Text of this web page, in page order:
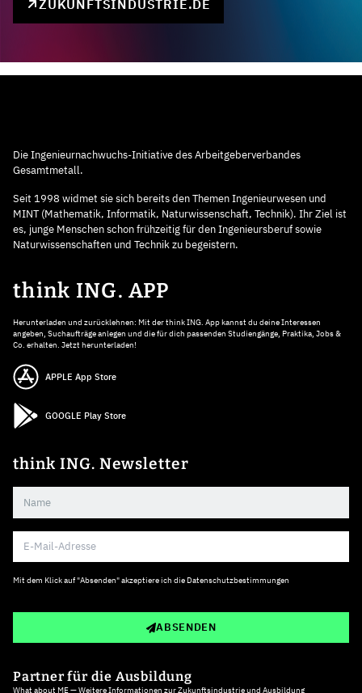
ZUKUNFTSINDUSTRIE.DE
Die Ingenieurnachwuchs-Initiative des Arbeitgeberverbandes
Gesamtmetall.
Seit 1998 widmet sie sich bereits den Themen Ingenieurwesen und
MINT (Mathematik, Informatik, Naturwissenschaft, Technik). Ihr Ziel ist
es, junge Menschen schon frühzeitig für den Ingenieursberuf sowie
Naturwissenschaften und Technik zu begeistern.
think ING. APP
Herunterladen und zurücklehnen: Mit der think ING. App kannst du deine Interessen
angeben, Suchaufträge anlegen und die für dich passenden Studiengänge, Praktika, Jobs &
Co. erhalten. Jetzt herunterladen!
APPLE App Store
GOOGLE Play Store
think ING. Newsletter
Mit dem Klick auf "Absenden" akzeptiere ich die Datenschutzbestimmungen
ABSENDEN
Partner für die Ausbildung
What about ME — Weitere Informationen zur Zukunftsindustrie und Ausbildung